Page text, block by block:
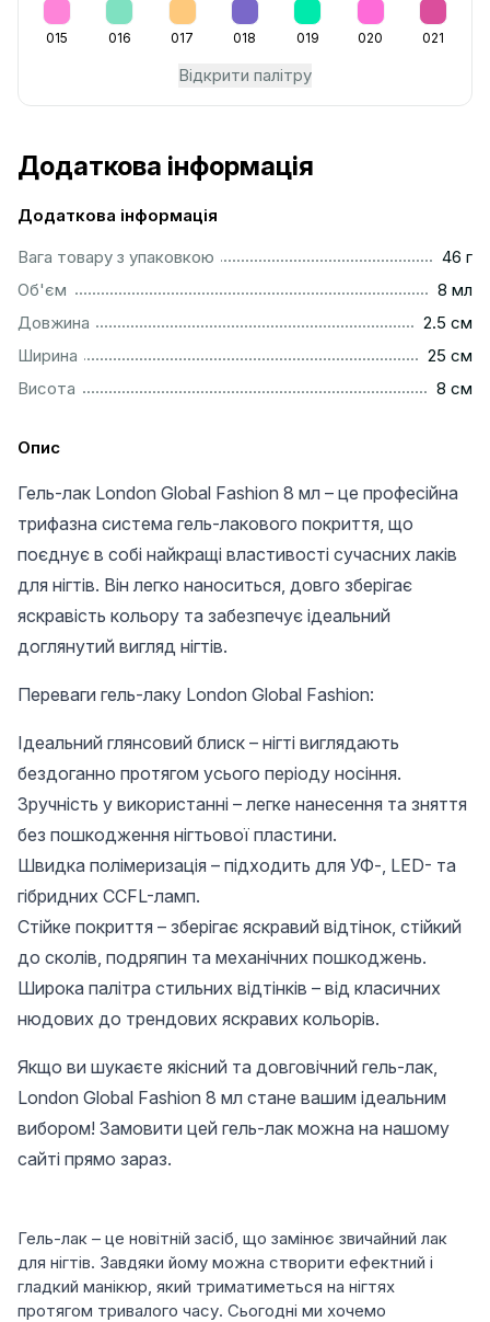
015 016 017 018 019 020 021
Відкрити палітру
Додаткова інформація
Додаткова інформація
Вага товару з упаковкою
46 г
Об'єм
8 мл
Довжина
2.5 см
Ширина
25 см
Висота
8 см
Опис
Гель-лак London Global Fashion 8 мл – це професійна
трифазна система гель-лакового покриття, що
поєднує в собі найкращі властивості сучасних лаків
для нігтів. Він легко наноситься, довго зберігає
яскравість кольору та забезпечує ідеальний
доглянутий вигляд нігтів.
Переваги гель-лаку London Global Fashion:
Ідеальний глянсовий блиск – нігті виглядають
бездоганно протягом усього періоду носіння.
Зручність у використанні – легке нанесення та зняття
без пошкодження нігтьової пластини.
Швидка полімеризація – підходить для УФ-, LED- та
гібридних CCFL-ламп.
Стійке покриття – зберігає яскравий відтінок, стійкий
до сколів, подряпин та механічних пошкоджень.
Широка палітра стильних відтінків – від класичних
нюдових до трендових яскравих кольорів.
Якщо ви шукаєте якісний та довговічний гель-лак,
London Global Fashion 8 мл стане вашим ідеальним
вибором! Замовити цей гель-лак можна на нашому
сайті прямо зараз.
Гель-лак – це новітній засіб, що замінює звичайний лак
для нігтів. Завдяки йому можна створити ефектний і
гладкий манікюр, який триматиметься на нігтях
протягом тривалого часу. Сьогодні ми хочемо